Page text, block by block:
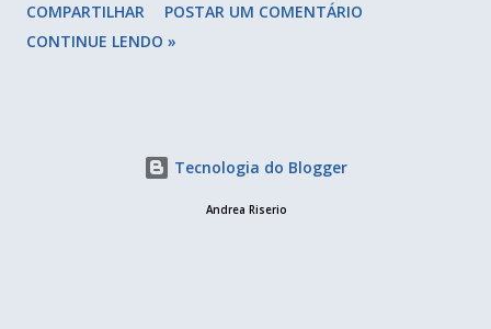
cego não pode ser eliminado, pois os fios estão passando
por ele, por isso a colocação de quadros era indispensável.
lateral da cama queen (antigamente as camas eram de casal,
ou seja, menores). O projeto contemplava um painel que
COMPARTILHAR
POSTAR UM COMENTÁRIO
CONTINUE LENDO »
Tecnologia do Blogger
Andrea Riserio